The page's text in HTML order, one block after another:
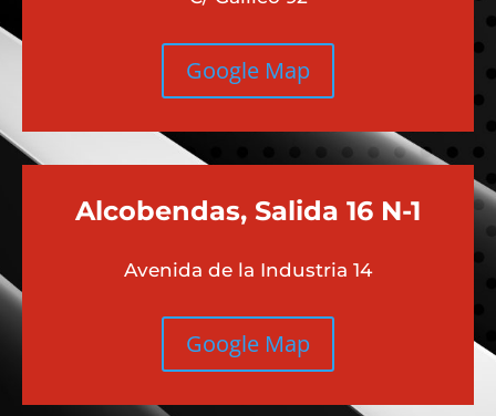
Google Map
Alcobendas, Salida 16 N-1
Avenida de la Industria 14
Google Map